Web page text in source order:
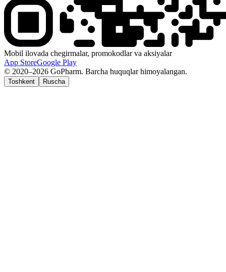
Mobil ilovada chegirmalar, promokodlar va aksiyalar
App StoreGoogle Play
© 2020–2026 GoPharm. Barcha huquqlar himoyalangan.
Toshkent Ruscha